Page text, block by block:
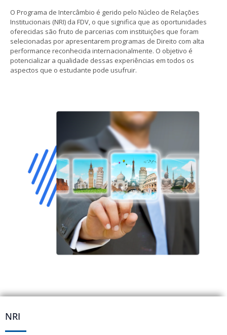
O Programa de Intercâmbio é gerido pelo Núcleo de Relações
Institucionais (NRI) da FDV, o que significa que as oportunidades
oferecidas são fruto de parcerias com instituições que foram
selecionadas por apresentarem programas de Direito com alta
performance reconhecida internacionalmente. O objetivo é
potencializar a qualidade dessas experiências em todos os
aspectos que o estudante pode usufruir.
NRI